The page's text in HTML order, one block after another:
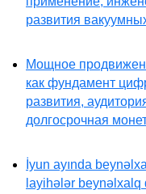
развития
Мощное
как фундамент
развития,
долгосрочная
İyun ayında
layihələr beynəlxalq